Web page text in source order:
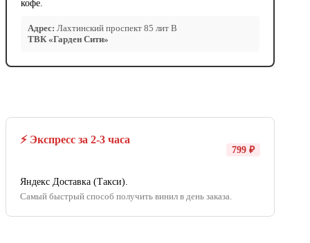
кофе.
Адрес: Лахтинский проспект 85 лит В
ТВК «Гарден Сити»
⚡ Экспресс за 2-3 часа
799 ₽
Яндекс Доставка (Такси).
Самый быстрый способ получить винил в день заказа.